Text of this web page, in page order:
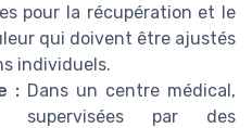
pour la récupération et le
qui doivent être ajustés
individuels.
: Dans un centre médical,
supervisées par des